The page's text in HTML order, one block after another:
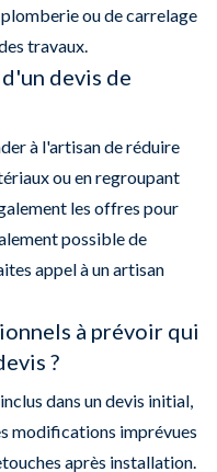
ou de carrelage
travaux.
devis de
à l'artisan de réduire
ou en regroupant
les offres pour
possible de
appel à un artisan
à prévoir qui
?
dans un devis initial,
modifications imprévues
après installation.